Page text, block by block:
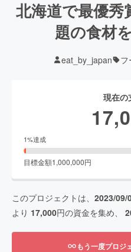
北海道で最優秀
題の食材
eat_by_japan
現在の
1%達成
目標金額1,000,000円
このプロジェクトは、 2023/09/
より 17,000円の資金を集め、
もう一度プロジ